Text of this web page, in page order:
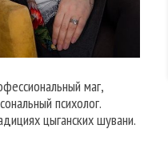
маг,
психолог.
цыганских шувани.